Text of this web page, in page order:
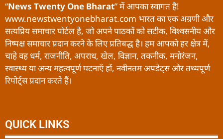
“News Twenty One Bharat” में आपका स्वागत है!
www.newstwentyonebharat.com भारत का एक अग्रणी और
सत्यप्रिय समाचार पोर्टल है, जो अपने पाठकों को सटीक, विश्वसनीय और
निष्पक्ष समाचार प्रदान करने के लिए प्रतिबद्ध है। हम आपको हर क्षेत्र में,
चाहे वह धर्म, राजनीति, अपराध, खेल, विज्ञान, तकनीक, मनोरंजन,
स्वास्थ्य या अन्य महत्वपूर्ण घटनाएँ हों, नवीनतम अपडेट्स और तथ्यपूर्ण
रिपोर्ट्स प्रदान करते हैं।
QUICK LINKS